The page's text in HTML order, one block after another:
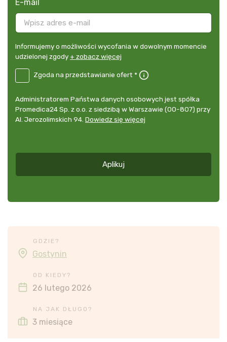
E-mail
Informujemy
o
wycofania
dowolnym
momencie
udzielonej
Informujemy o możliwości wycofania w dowolnym momencie
udzielonej zgody+ zobacz więcej
PL
przedstawianie
Zgoda na przedstawianie ofert *
Administrator
danych
osobowych
Administratorem Państwa danych osobowych jest spółka
Promedica24 Sp. z o.o. z siedzibą w Warszawie (00-807) przy
Al. Jerozolimskich 94. Dowiedz się więcej
Aplikuj
GDZIE?
Gostynin
OD KIEDY?
26 lutego 2026
NA JAK DŁUGO?
3 miesiące